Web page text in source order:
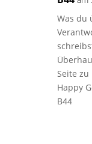
Was du
Seite zu
Happy
B44